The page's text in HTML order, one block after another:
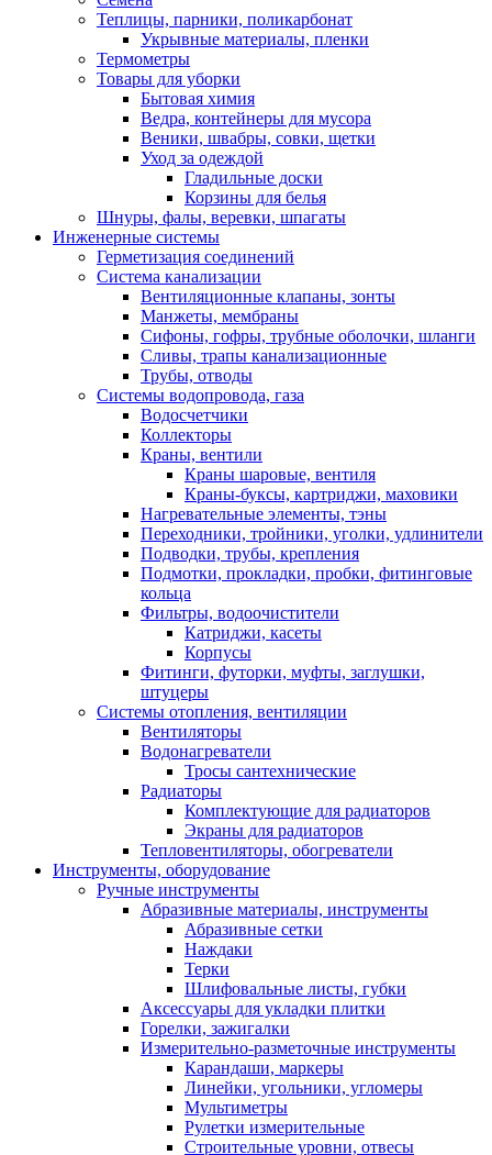
Теплицы, парники, поликарбонат
Укрывные материалы, пленки
Термометры
Товары для уборки
Бытовая химия
Ведра, контейнеры для мусора
Веники, швабры, совки, щетки
Уход за одеждой
Гладильные доски
Корзины для белья
Шнуры, фалы, веревки, шпагаты
Инженерные системы
Герметизация соединений
Система канализации
Вентиляционные клапаны, зонты
Манжеты, мембраны
Сифоны, гофры, трубные оболочки, шланги
Сливы, трапы канализационные
Трубы, отводы
Системы водопровода, газа
Водосчетчики
Коллекторы
Краны, вентили
Краны шаровые, вентиля
Краны-буксы, картриджи, маховики
Нагревательные элементы, тэны
Переходники, тройники, уголки, удлинители
Подводки, трубы, крепления
Подмотки, прокладки, пробки, фитинговые
кольца
Фильтры, водоочистители
Катриджи, касеты
Корпусы
Фитинги, футорки, муфты, заглушки,
штуцеры
Системы отопления, вентиляции
Вентиляторы
Водонагреватели
Тросы сантехнические
Радиаторы
Комплектующие для радиаторов
Экраны для радиаторов
Тепловентиляторы, обогреватели
Инструменты, оборудование
Ручные инструменты
Абразивные материалы, инструменты
Абразивные сетки
Наждаки
Терки
Шлифовальные листы, губки
Аксессуары для укладки плитки
Горелки, зажигалки
Измерительно-разметочные инструменты
Карандаши, маркеры
Линейки, угольники, угломеры
Мультиметры
Рулетки измерительные
Строительные уровни, отвесы